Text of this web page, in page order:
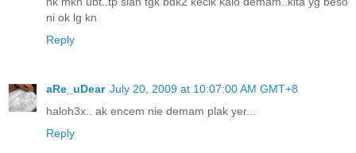
ni ok lg kn
Reply
aRe_uDear July 20, 2009 at 10:07:00 AM GMT+8
haloh3x.. ak encem nie demam plak yer...
Reply